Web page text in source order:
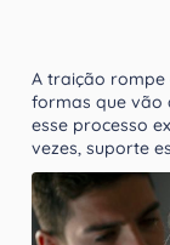
A traição
formas que vão
esse processo
vezes, suporte